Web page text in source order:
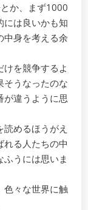
か、まず1000
には良いかも知
中身を考える余
を競争するよ
そうなったのな
が違うように思
めるほうがえ
れる人たちの中
うには思いま
色々な世界に触